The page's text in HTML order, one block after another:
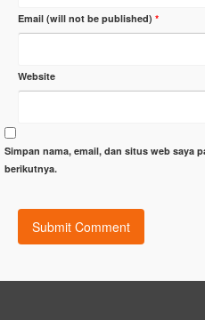
Email (will not be published) *
Website
Simpan nama, email, dan situs web saya
berikutnya.